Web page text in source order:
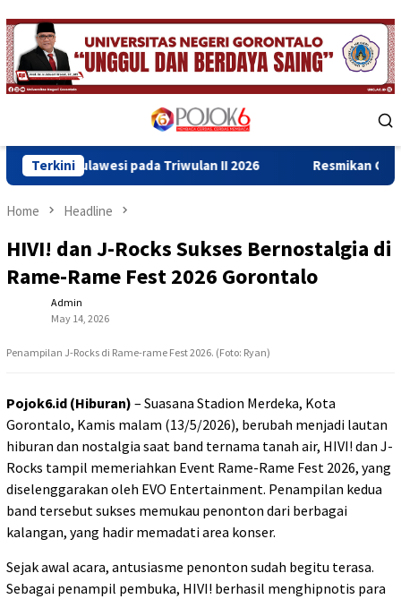
Skip
to
content
Menu
Terkini
pada Triwulan II 2026 Resmikan Gedung Baru Bahrul
Home Headline
HIVI! dan J-Rocks Sukses Bernostalgia di
Rame-Rame Fest 2026 Gorontalo
Admin
May 14, 2026
Penampilan J-Rocks di Rame-rame Fest 2026. (Foto: Ryan)
Pojok6.id (Hiburan) – Suasana Stadion Merdeka, Kota
Gorontalo, Kamis malam (13/5/2026), berubah menjadi lautan
hiburan dan nostalgia saat band ternama tanah air, HIVI! dan J-
Rocks tampil memeriahkan Event Rame-Rame Fest 2026, yang
diselenggarakan oleh EVO Entertainment. Penampilan kedua
band tersebut sukses memukau penonton dari berbagai
kalangan, yang hadir memadati area konser.
Sejak awal acara, antusiasme penonton sudah begitu terasa.
Sebagai penampil pembuka, HIVI! berhasil menghipnotis para